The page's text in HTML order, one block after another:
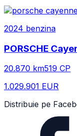
2024 benzina
PORSCHE
20.870 km519 CP
1.029.901 EUR
Distribuie pe